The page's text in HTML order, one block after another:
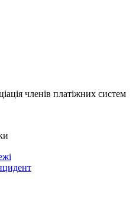
членів платіжних систем